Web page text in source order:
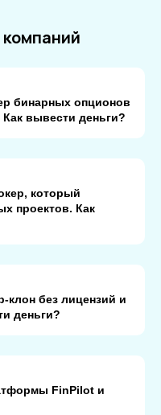
бинарных опционов
вывести деньги?
который
проектов. Как
без лицензий и
деньги?
FinPilot и